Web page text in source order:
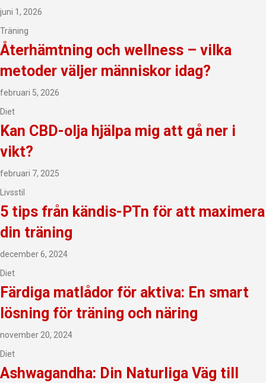
juni 1, 2026
Träning
Återhämtning och wellness – vilka
metoder väljer människor idag?
februari 5, 2026
Diet
Kan CBD-olja hjälpa mig att gå ner i
vikt?
februari 7, 2025
Livsstil
5 tips från kändis-PTn för att maximera
din träning
december 6, 2024
Diet
Färdiga matlådor för aktiva: En smart
lösning för träning och näring
november 20, 2024
Diet
Ashwagandha: Din Naturliga Väg till